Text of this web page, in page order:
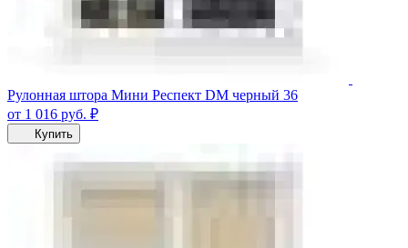
Рулонная штора Мини Респект DM черный 36
от 1 016 руб. ₽
Купить